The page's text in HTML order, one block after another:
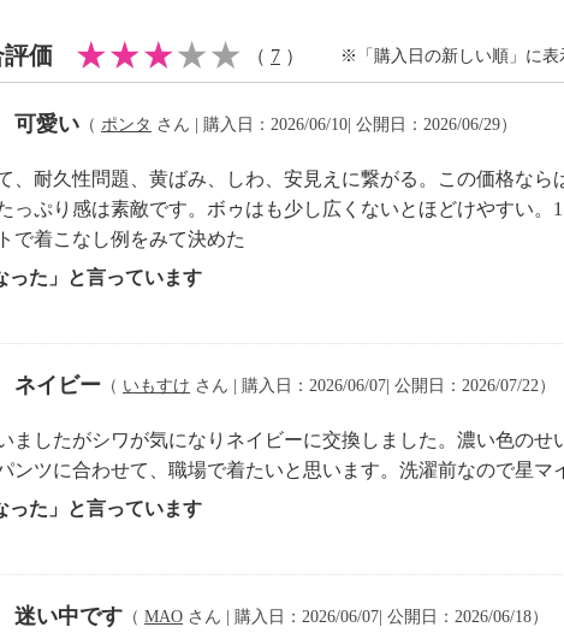
の吊り干し
：可（低温）
ニング：可
ケアラベル）】
価 （ 7 ） ※「購入日の新しい順」に表
可愛い （ ポンタ さん | 購入日：2026/06/10| 公開日：2026/06/29）
、耐久性問題、黄ばみ、しわ、安見えに繋がる。この価格な
っぷり感は素敵です。ボゥはも少し広くないとほどけやすい。
で着こなし例をみて決めた
った」と言っています
ネイビー （ いもすけ さん | 購入日：2026/06/07| 公開日：2026/07/22）
ましたがシワが気になりネイビーに交換しました。濃い色のせ
ンツに合わせて、職場で着たいと思います。洗濯前なので星マ
った」と言っています
迷い中です （ MAO さん | 購入日：2026/06/07| 公開日：2026/06/18）